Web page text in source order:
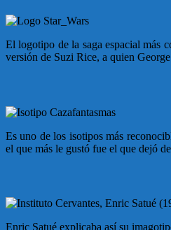
El logotipo de la saga espacial más
versión de Suzi Rice, a quien
Es uno de los isotipos más
el que más le gustó fue el que dejó
Enric Satué explicaba así su